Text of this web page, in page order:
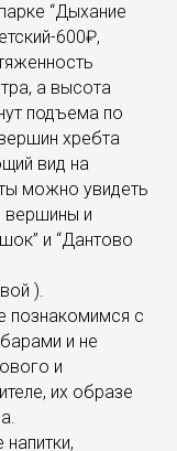
“Дыхание
600₽,
а высота
подъема по
хребта
вид на
можно увидеть
вершины и
и “Дантово
).
познакомимся с
и не
и
их образе
напитки,